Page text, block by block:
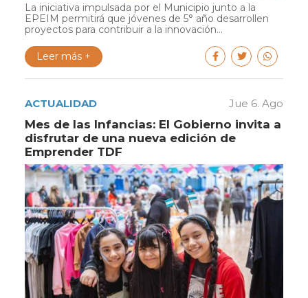
La iniciativa impulsada por el Municipio junto a la
EPEIM permitirá que jóvenes de 5° año desarrollen
proyectos para contribuir a la innovación...
Leer más +
ACTUALIDAD Jue 6. Ago
Mes de las Infancias: El Gobierno invita a
disfrutar de una nueva edición de
Emprender TDF